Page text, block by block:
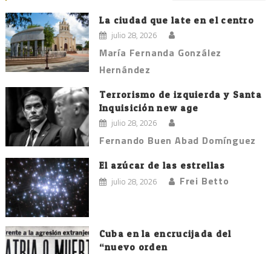
La ciudad que late en el centro
julio 28, 2026
María Fernanda González
Hernández
Terrorismo de izquierda y Santa
Inquisición new age
julio 28, 2026
Fernando Buen Abad Domínguez
El azúcar de las estrellas
julio 28, 2026 Frei Betto
Cuba en la encrucijada del
“nuevo orden